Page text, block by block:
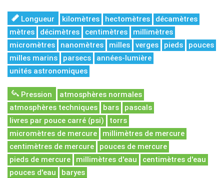
Longueur kilomètres hectomètres
décamètres
mètres
décimètres centimètres
millimètres
micromètres
nanomètres milles verges pieds
pouces
milles marins
parsecs
années-lumière
unités astronomiques
Pression
atmosphères normales
atmosphères techniques
bars
pascals
livres par pouce carré (psi)
torrs
micromètres de mercure
millimètres de mercure
centimètres de mercure
pouces de mercure
pieds de mercure
millimètres d'eau
centimètres d'eau
pouces d'eau
baryes